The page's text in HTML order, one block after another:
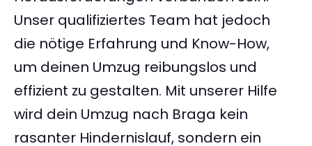
Unser qualifiziertes Team hat jedoch
die nötige Erfahrung und Know-How,
um deinen Umzug reibungslos und
effizient zu gestalten. Mit unserer Hilfe
wird dein Umzug nach Braga kein
rasanter Hindernislauf, sondern ein